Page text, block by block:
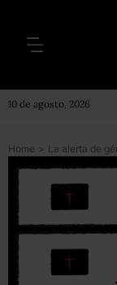
10 de agosto, 2026
Home >